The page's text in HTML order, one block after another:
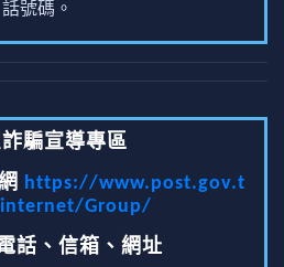
話號碼。
騙宣導專區
https://www.post.gov.t
Group/
話、信箱、網址